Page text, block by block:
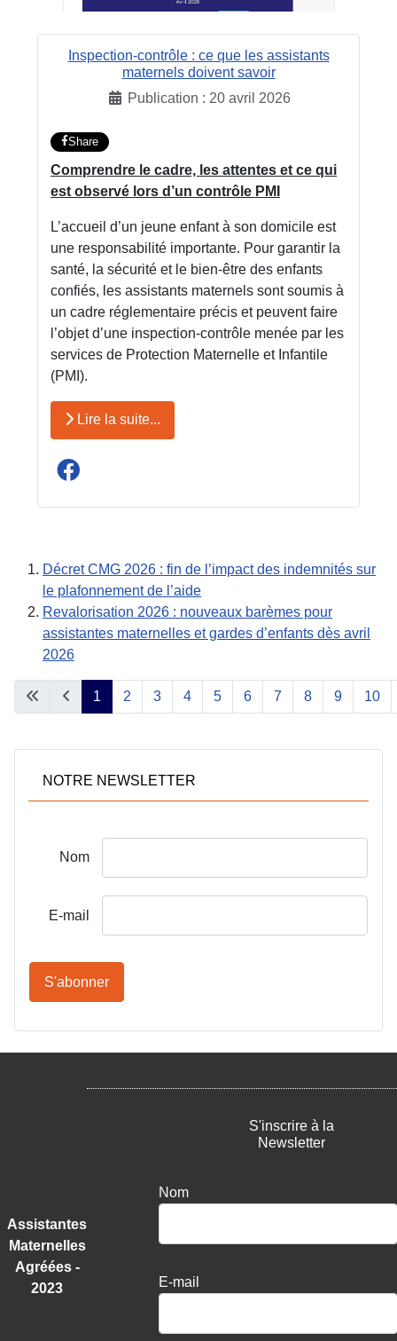
Inspection‑contrôle : ce que les assistants
maternels doivent savoir
Publication : 20 avril 2026
Share
Comprendre le cadre, les attentes et ce qui
est observé lors d’un contrôle PMI
L’accueil d’un jeune enfant à son domicile est
une responsabilité importante. Pour garantir la
santé, la sécurité et le bien‑être des enfants
confiés, les assistants maternels sont soumis à
un cadre réglementaire précis et peuvent faire
l’objet d’une inspection‑contrôle menée par les
services de Protection Maternelle et Infantile
(PMI).
Lire la suite...
Décret CMG 2026 : fin de l’impact des indemnités sur
le plafonnement de l’aide
Revalorisation 2026 : nouveaux barèmes pour
assistantes maternelles et gardes d’enfants dès avril
2026
Page 1 sur 21
1 2 3 4 5 6 7 8 9 10
NOTRE NEWSLETTER
Nom
E-mail
S'abonner
Assistantes
Maternelles
Agréées -
2023
S'inscrire à la
Newsletter
Nom
E-mail